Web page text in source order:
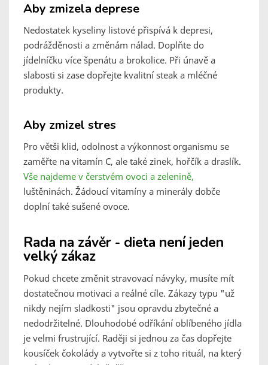
Aby zmizela deprese
Nedostatek kyseliny listové přispívá k depresi,
podrážděnosti a změnám nálad. Doplňte do
jídelníčku více špenátu a brokolice. Při únavě a
slabosti si zase dopřejte kvalitní steak a mléčné
produkty.
Aby zmizel stres
Pro větši klid, odolnost a výkonnost organismu se
zaměřte na vitamín C, ale také zinek, hořčík a draslík.
Vše najdeme v čerstvém ovoci a zelenině,
luštěninách. Žádoucí vitamíny a minerály dobče
doplní také sušené ovoce.
Rada na závěr - dieta není jeden
velký zákaz
Pokud chcete změnit stravovací návyky, musíte mít
dostatečnou motivaci a reálné cíle. Zákazy typu "už
nikdy nejím sladkosti" jsou opravdu zbytečné a
nedodržitelné. Dlouhodobé odříkání oblíbeného jídla
je velmi frustrující. Raději si jednou za čas dopřejte
kousíček čokolády a vytvořte si z toho rituál, na který